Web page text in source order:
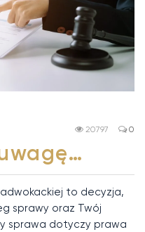
0
20797
to decyzja,
sprawy oraz Twój
sprawa dotyczy prawa